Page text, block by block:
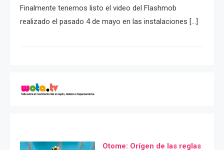
Finalmente tenemos listo el video del Flashmob
realizado el pasado 4 de mayo en las instalaciones […]
Otome: Orígen de las reglas